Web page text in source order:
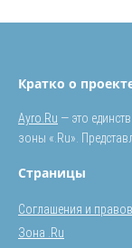
Кратко о
Ayro.Ru — это
зоны «.Ru».
Страницы
Соглашения и
Зона .Ru